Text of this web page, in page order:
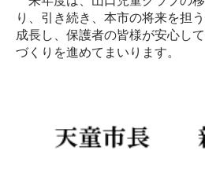
り、引き続き、本市の将来を担
成長し、保護者の皆様が安心し
づくりを進めてまいります。